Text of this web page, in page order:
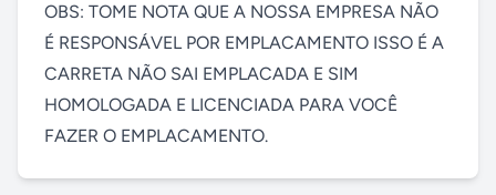
OBS: TOME NOTA QUE A NOSSA EMPRESA NÃO
É RESPONSÁVEL POR EMPLACAMENTO ISSO É A
CARRETA NÃO SAI EMPLACADA E SIM
HOMOLOGADA E LICENCIADA PARA VOCÊ
FAZER O EMPLACAMENTO.